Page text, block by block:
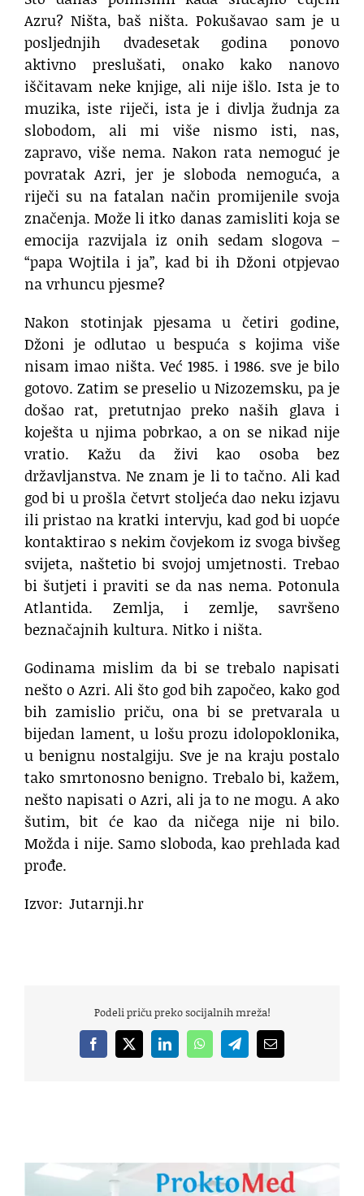
Azru? Ništa, baš ništa. Pokušavao sam je u
posljednjih dvadesetak godina ponovo
aktivno preslušati, onako kako nanovo
iščitavam neke knjige, ali nije išlo. Ista je to
muzika, iste riječi, ista je i divlja žudnja za
slobodom, ali mi više nismo isti, nas,
zapravo, više nema. Nakon rata nemoguć je
povratak Azri, jer je sloboda nemoguća, a
riječi su na fatalan način promijenile svoja
značenja. Može li itko danas zamisliti koja se
emocija razvijala iz onih sedam slogova –
“papa Wojtila i ja”, kad bi ih Džoni otpjevao
na vrhuncu pjesme?
Nakon stotinjak pjesama u četiri godine,
Džoni je odlutao u bespuća s kojima više
nisam imao ništa. Već 1985. i 1986. sve je bilo
gotovo. Zatim se preselio u Nizozemsku, pa je
došao rat, pretutnjao preko naših glava i
koješta u njima pobrkao, a on se nikad nije
vratio. Kažu da živi kao osoba bez
državljanstva. Ne znam je li to tačno. Ali kad
god bi u prošla četvrt stoljeća dao neku izjavu
ili pristao na kratki intervju, kad god bi uopće
kontaktirao s nekim čovjekom iz svoga bivšeg
svijeta, naštetio bi svojoj umjetnosti. Trebao
bi šutjeti i praviti se da nas nema. Potonula
Atlantida. Zemlja, i zemlje, savršeno
beznačajnih kultura. Nitko i ništa.
Godinama mislim da bi se trebalo napisati
nešto o Azri. Ali što god bih započeo, kako god
bih zamislio priču, ona bi se pretvarala u
bijedan lament, u lošu prozu idolopoklonika,
u benignu nostalgiju. Sve je na kraju postalo
tako smrtonosno benigno. Trebalo bi, kažem,
nešto napisati o Azri, ali ja to ne mogu. A ako
šutim, bit će kao da ničega nije ni bilo.
Možda i nije. Samo sloboda, kao prehlada kad
prođe.
Izvor: Jutarnji.hr
Podeli priču preko socijalnih mreža!
Facebook
X LinkedInWhatsAppTelegramEmail